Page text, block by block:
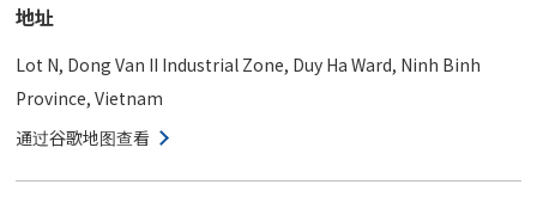
地址
Lot N, Dong Van II Industrial Zone, Duy Ha Ward, Ninh Binh
Province, Vietnam
通过谷歌地图查看